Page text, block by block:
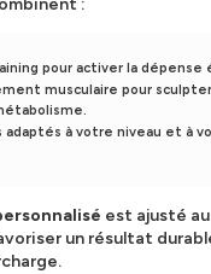
:
pour activer la dépense
musculaire pour
adaptés à votre niveau et à
est ajusté
un résultat